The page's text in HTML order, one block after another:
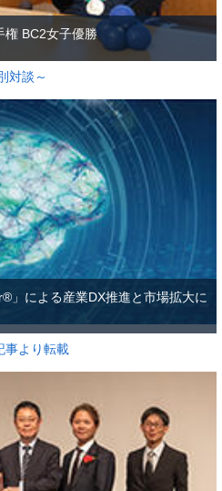
権 BC2女子優勝
対談～
」による産業DX推進と市場拡大に
事より転載